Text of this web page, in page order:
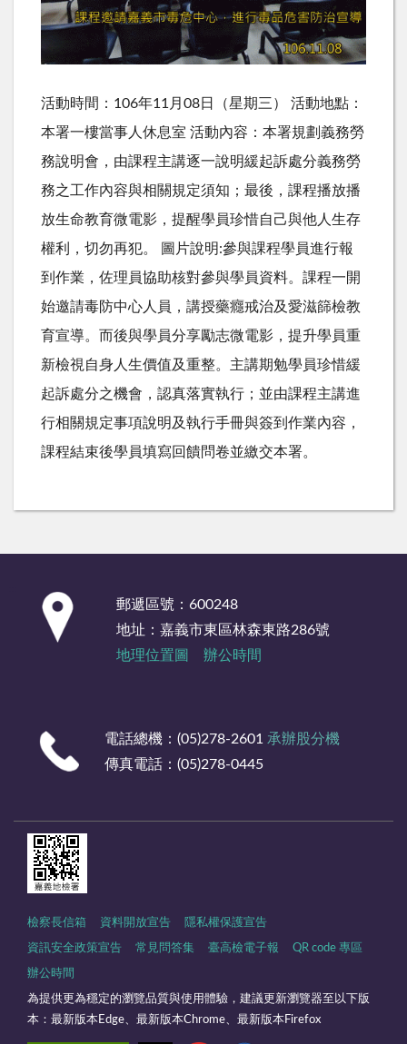
活動時間：106年11月08日（星期三） 活動地點：
本署一樓當事人休息室 活動內容：本署規劃義務勞
務說明會，由課程主講逐一說明緩起訴處分義務勞
務之工作內容與相關規定須知；最後，課程播放播
放生命教育微電影，提醒學員珍惜自己與他人生存
權利，切勿再犯。 圖片說明:參與課程學員進行報
到作業，佐理員協助核對參與學員資料。課程一開
始邀請毒防中心人員，講授藥癮戒治及愛滋篩檢教
育宣導。而後與學員分享勵志微電影，提升學員重
新檢視自身人生價值及重整。主講期勉學員珍惜緩
起訴處分之機會，認真落實執行；並由課程主講進
行相關規定事項說明及執行手冊與簽到作業內容，
課程結束後學員填寫回饋問卷並繳交本署。
郵遞區號：600248
地址：嘉義市東區林森東路286號
地理位置圖
辦公時間
電話總機：(05)278-2601 承辦股分機
傳真電話：(05)278-0445
檢察長信箱 資料開放宣告 隱私權保護宣告
資訊安全政策宣告 常見問答集 臺高檢電子報 QR code 專區
辦公時間
為提供更為穩定的瀏覽品質與使用體驗，建議更新瀏覽器至以下版
本：最新版本Edge、最新版本Chrome、最新版本Firefox